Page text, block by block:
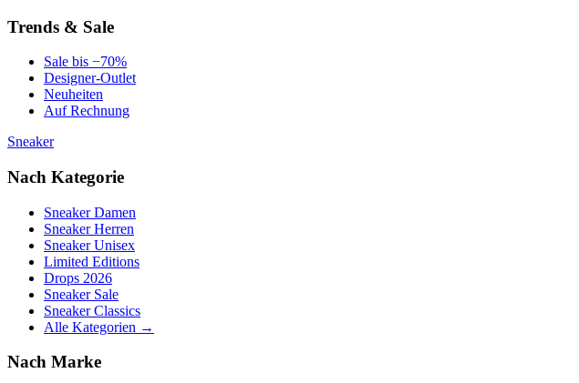
Trends & Sale
Sale bis −70%
Designer-Outlet
Neuheiten
Auf Rechnung
Sneaker
Nach Kategorie
Sneaker Damen
Sneaker Herren
Sneaker Unisex
Limited Editions
Drops 2026
Sneaker Sale
Sneaker Classics
Alle Kategorien →
Nach Marke